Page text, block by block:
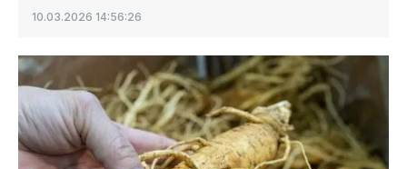
10.03.2026 14:56:26